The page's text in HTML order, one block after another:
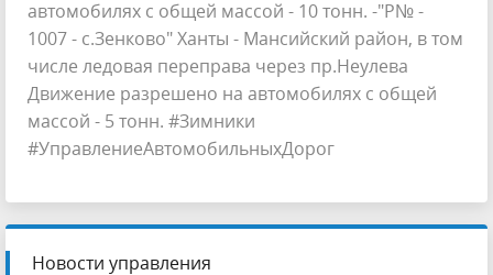
автомобилях с общей массой - 10 тонн. -"Р№ -
1007 - с.Зенково" Ханты - Мансийский район, в том
числе ледовая переправа через пр.Неулева
Движение разрешено на автомобилях с общей
массой - 5 тонн. #Зимники
#УправлениеАвтомобильныхДорог
Новости управления